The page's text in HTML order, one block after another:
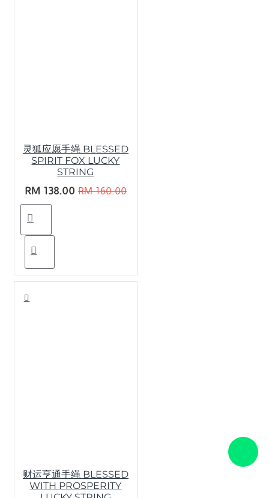
灵狐应愿手绳 BLESSED
SPIRIT FOX LUCKY
STRING
RM 138.00 RM 160.00
财运亨通手绳 BLESSED
WITH PROSPERITY